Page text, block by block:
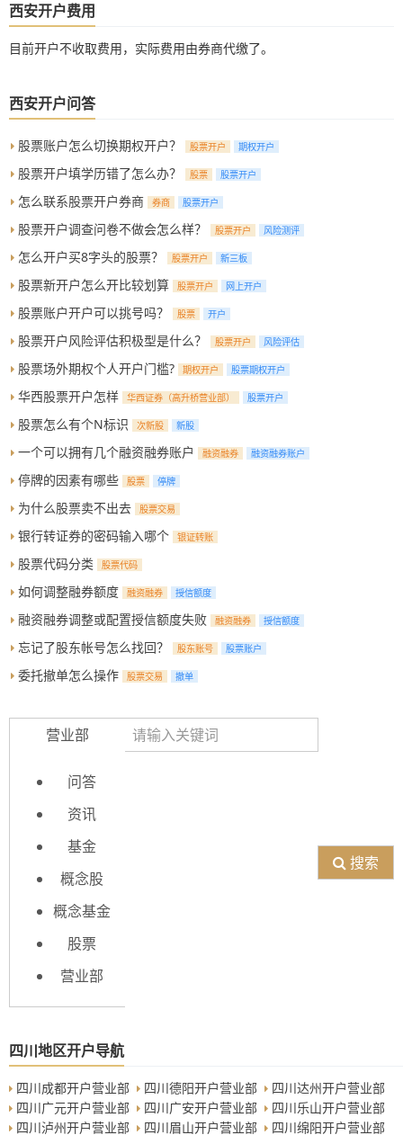
西安开户费用
目前开户不收取费用，实际费用由券商代缴了。
西安开户问答
股票账户怎么切换期权开户？ 股票开户 期权开户
股票开户填学历错了怎么办？ 股票 股票开户
怎么联系股票开户券商 券商 股票开户
股票开户调查问卷不做会怎么样？ 股票开户 风险测评
怎么开户买8字头的股票？ 股票开户 新三板
股票新开户怎么开比较划算 股票开户 网上开户
股票账户开户可以挑号吗？ 股票 开户
股票开户风险评估积极型是什么？ 股票开户 风险评估
股票场外期权个人开户门槛? 期权开户 股票期权开户
华西股票开户怎样 华西证券（高升桥营业部） 股票开户
股票怎么有个N标识 次新股 新股
一个可以拥有几个融资融券账户 融资融券 融资融券账户
停牌的因素有哪些 股票 停牌
为什么股票卖不出去 股票交易
银行转证券的密码输入哪个 银证转账
股票代码分类 股票代码
如何调整融券额度 融资融券 授信额度
融资融券调整或配置授信额度失败 融资融券 授信额度
忘记了股东帐号怎么找回？ 股东账号 股票账户
委托撤单怎么操作 股票交易 撤单
营业部
问答
资讯
基金
概念股
概念基金
股票
营业部
搜索
四川地区开户导航
四川成都开户营业部 四川德阳开户营业部
四川达州开户营业部
四川广元开户营业部
四川广安开户营业部
四川乐山开户营业部
四川泸州开户营业部
四川眉山开户营业部
四川绵阳开户营业部